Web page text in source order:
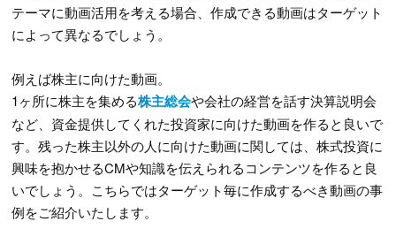
テーマに動画活用を考える場合、作成できる動画はターゲット
によって異なるでしょう。
例えば株主に向けた動画。
1ヶ所に株主を集める株主総会や会社の経営を話す決算説明会
など、資金提供してくれた投資家に向けた動画を作ると良いで
す。残った株主以外の人に向けた動画に関しては、株式投資に
興味を抱かせるCMや知識を伝えられるコンテンツを作ると良
いでしょう。こちらではターゲット毎に作成するべき動画の事
例をご紹介いたします。